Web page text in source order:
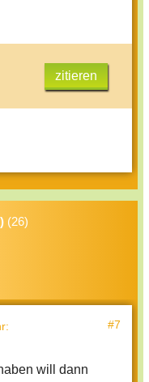
zitieren
(26)
: #7
will dann